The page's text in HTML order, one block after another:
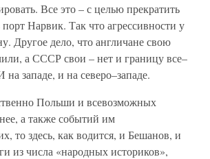
Все это – с целью прекратить
Нарвик. Так что агрессивности у
Другое дело, что англичане свою
а СССР свои – нет и границу все–
западе, и на северо–западе.
Польши и всевозможных
а также событий им
то здесь, как водится, и Бешанов, и
из числа «народных историков»,